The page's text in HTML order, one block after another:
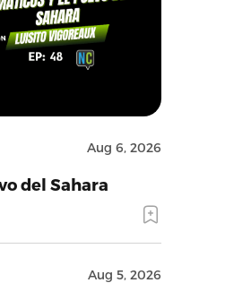
Aug 6, 2026
del Sahara
Aug 5, 2026